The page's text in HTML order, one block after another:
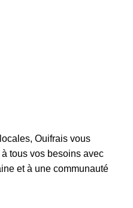
Ouifrais vous
tous vos besoins avec
et à une communauté